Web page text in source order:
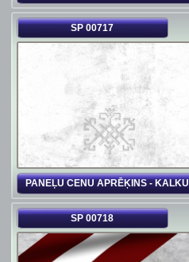
SP 00717
PANEĻU CENU APRĒĶINS -
SP 00718